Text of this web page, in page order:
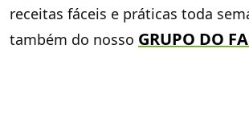
receitas fáceis e práticas toda
também do nosso GRUPO DO